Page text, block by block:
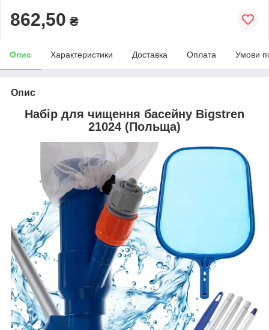
862,50 ₴
Опис Характеристики Доставка Оплата Умови
Опис
Набір для чищення басейну Bigstren
21024 (Польща)